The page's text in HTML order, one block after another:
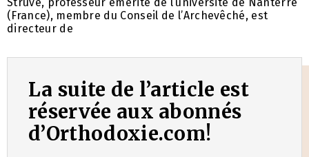
(France), membre du Conseil de l’Archevêché, est
directeur de
La suite de l’article est
réservée aux abonnés
d’Orthodoxie.com!